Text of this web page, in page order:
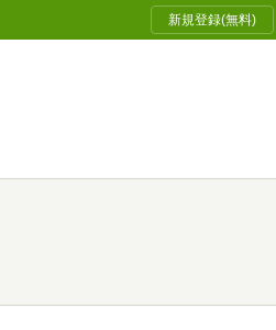
新規登録(無料)